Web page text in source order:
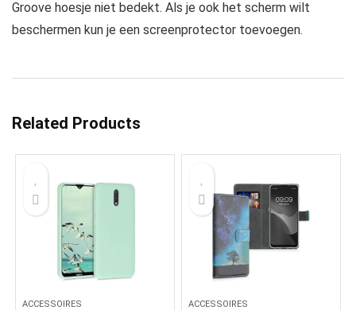
Groove hoesje niet bedekt. Als je ook het scherm wilt
beschermen kun je een screenprotector toevoegen.
Related Products
ACCESSOIRES ACCESSOIRES